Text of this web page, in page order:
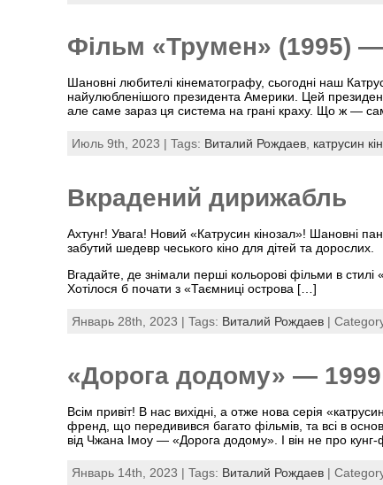
Фільм «Трумен» (1995) —
Шановні любителі кінематографу, сьогодні наш
найулюбленішого президента Америки. Цей
але саме зараз ця система на грані краху. Що ж —
Июль 9th, 2023 | Tags: Виталий Рождаев катрусин
Вкрадений дирижабль
Ахтунг! Увага! Новий «Катрусин кінозал»! Шановні
забутий шедевр чеського кіно для дітей та дорослих.
Вгадайте, де знімали перші кольорові фільми в
Хотілося б почати з «Таємниці острова […]
Январь 28th, 2023 | Tags: Виталий Рождаев |
«Дорога додому» — 1999
Всім привіт! В нас вихідні, а отже нова серія
френд, що передивився багато фільмів, та всі в
від Чжана Імоу — «Дорога додому». І він не про
Январь 14th, 2023 | Tags: Виталий Рождаев |